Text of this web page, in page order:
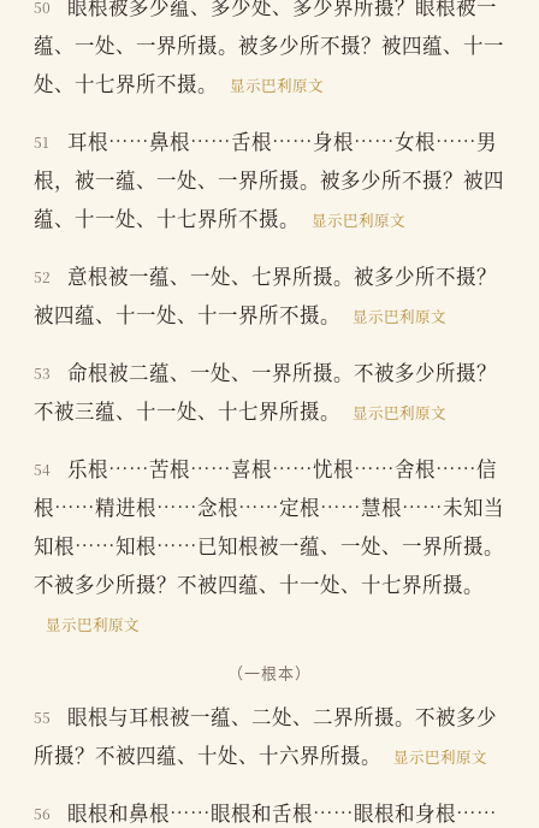
50
眼根被多少蕴、多少处、多少界所摄？眼根被一
蕴、一处、一界所摄。被多少所不摄？被四蕴、十一
处、十七界所不摄。
显示巴利原文
51
耳根……鼻根……舌根……身根……女根……男
根，被一蕴、一处、一界所摄。被多少所不摄？被四
蕴、十一处、十七界所不摄。
显示巴利原文
52
意根被一蕴、一处、七界所摄。被多少所不摄？
被四蕴、十一处、十一界所不摄。
显示巴利原文
53
命根被二蕴、一处、一界所摄。不被多少所摄？
不被三蕴、十一处、十七界所摄。
显示巴利原文
54
乐根……苦根……喜根……忧根……舍根……信
根……精进根……念根……定根……慧根……未知当
知根……知根……已知根被一蕴、一处、一界所摄。
不被多少所摄？不被四蕴、十一处、十七界所摄。
显示巴利原文
（一根本）
55
眼根与耳根被一蕴、二处、二界所摄。不被多少
所摄？不被四蕴、十处、十六界所摄。
显示巴利原文
56 眼根和鼻根……眼根和舌根……眼根和身根……